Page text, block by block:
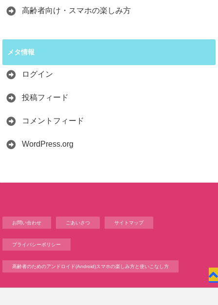
高齢者向け・スマホの楽しみ方
メタ情報
ログイン
投稿フィード
コメントフィード
WordPress.org
お問い合わせ ごあいさつ サイトマップ
プライバシーポリシー
高齢者のためのアンドロイド(Android)スマホの楽しみ方と使いこなし方